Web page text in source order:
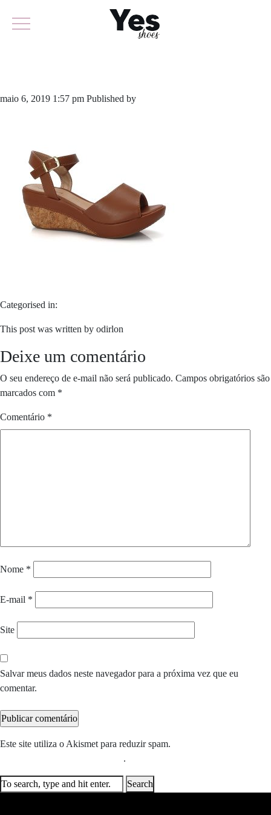
maio 6, 2019 1:57 pm Published by
Categorised in:
This post was written by odirlon
Deixe um comentário
O seu endereço de e-mail não será publicado. Campos obrigatórios são
marcados com *
Comentário *
Nome *
E-mail *
Site
Salvar meus dados neste navegador para a próxima vez que eu
comentar.
Este site utiliza o Akismet para reduzir spam.
.
Search